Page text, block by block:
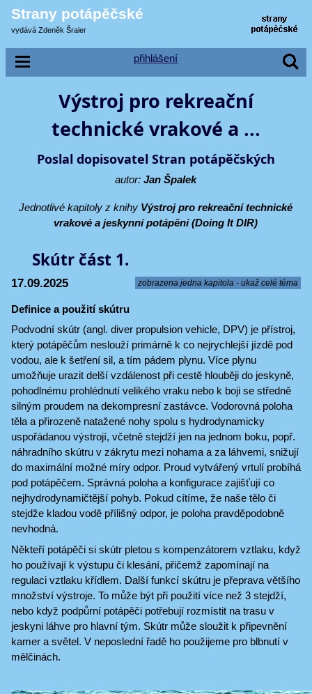
Strany potápěčské
vydává Zdeněk Šraier
přihlášení
Výstroj pro rekreační
technické vrakové a ...
Poslal dopisovatel Stran potápěčských
autor:Jan Špalek
Jednotlivé kapitoly z knihy Výstroj pro rekreační technické
vrakové a jeskynní potápění (Doing It DIR)
Skútr část 1.
zobrazena jedna kapitola - ukaž celé téma
17.09.2025
Definice a použití skútru
Podvodní skútr (angl. diver propulsion vehicle, DPV) je přístroj,
který potápěčům neslouží primárně k co nejrychlejší jízdě pod
vodou, ale k šetření sil, a tím pádem plynu. Více plynu
umožňuje urazit delší vzdálenost při cestě hlouběji do jeskyně,
pohodlnému prohlédnutí velikého vraku nebo k boji se středně
silným proudem na dekompresní zastávce. Vodorovná poloha
těla a přirozeně natažené nohy spolu s hydrodynamicky
uspořádanou výstrojí, včetně stejdží jen na jednom boku, popř.
náhradního skútru v zákrytu mezi nohama a za láhvemi, snižují
do maximální možné míry odpor. Proud vytvářený vrtulí probíhá
pod potápěčem. Správná poloha a konfigurace zajišťují co
nejhydrodynamičtější pohyb. Pokud cítíme, že naše tělo či
stejdže kladou vodě přílišný odpor, je poloha pravděpodobně
nevhodná.
Někteří potápěči si skútr pletou s kompenzátorem vztlaku, když
ho používají k výstupu či klesání, přičemž zapomínají na
regulaci vztlaku křídlem. Další funkcí skútru je přeprava většího
množství výstroje. To může být při použití více než 3 stejdží,
nebo když podpůrní potápěči potřebují rozmístit na trasu v
jeskyni láhve pro hlavní tým. Skútr může sloužit k připevnění
kamer a světel. V neposlední řadě ho použijeme pro blbnutí v
mělčinách.